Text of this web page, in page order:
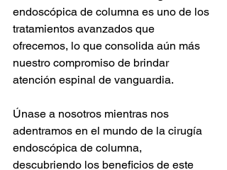
endoscópica de columna es uno de los
tratamientos avanzados que
ofrecemos, lo que consolida aún más
nuestro compromiso de brindar
atención espinal de vanguardia.
Únase a nosotros mientras nos
adentramos en el mundo de la cirugía
endoscópica de columna,
descubriendo los beneficios de este